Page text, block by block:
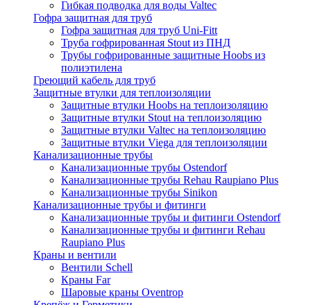
Гибкая подводка для воды Valtec
Гофра защитная для труб
Гофра защитная для труб Uni-Fitt
Труба гофрированная Stout из ПНД
Трубы гофрированные защитные Hoobs из
полиэтилена
Греющий кабель для труб
Защитные втулки для теплоизоляции
Защитные втулки Hoobs на теплоизоляцию
Защитные втулки Stout на теплоизоляцию
Защитные втулки Valtec на теплоизоляцию
Защитные втулки Viega для теплоизоляции
Канализационные трубы
Канализационные трубы Ostendorf
Канализационные трубы Rehau Raupiano Plus
Канализационные трубы Sinikon
Канализационные трубы и фитинги
Канализационные трубы и фитинги Ostendorf
Канализационные трубы и фитинги Rehau
Raupiano Plus
Краны и вентили
Вентили Schell
Краны Far
Шаровые краны Oventrop